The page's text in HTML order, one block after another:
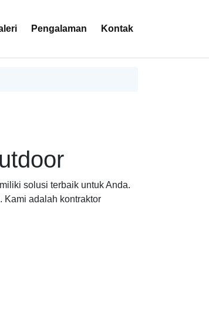
Pengalaman Kontak
solusi terbaik untuk Anda.
Kami adalah kontraktor